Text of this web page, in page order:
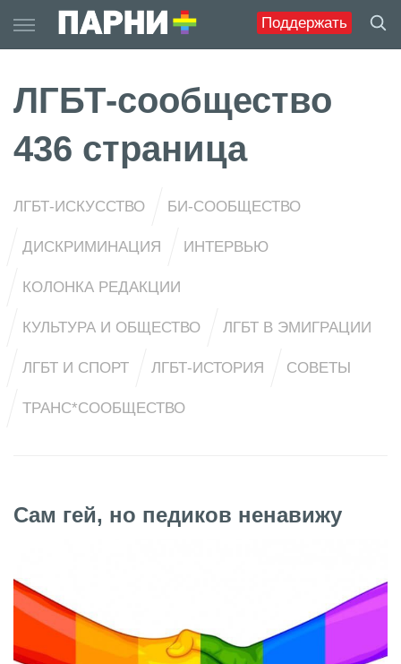
Поддержать
to
content
ЛГБТ-сообщество
436 страница
ЛГБТ-ИСКУССТВО БИ-СООБЩЕСТВО
ДИСКРИМИНАЦИЯ ИНТЕРВЬЮ
КОЛОНКА РЕДАКЦИИ
КУЛЬТУРА И ОБЩЕСТВО ЛГБТ В ЭМИГРАЦИИ
ЛГБТ И СПОРТ ЛГБТ-ИСТОРИЯ СОВЕТЫ
ТРАНС*СООБЩЕСТВО
Сам гей, но педиков ненавижу